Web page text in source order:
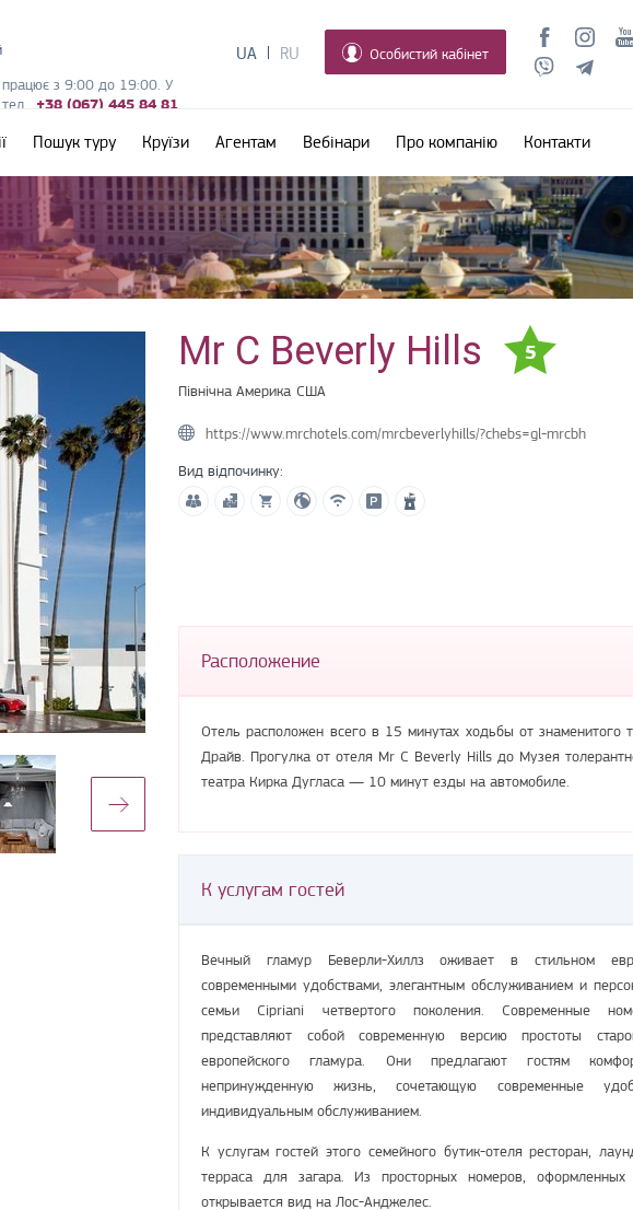
працює з 9:00 до 19:00. У
+38 (067) 445 84 81
UA RU Особистий кабінет
Пошук туру Круїзи Агентам Вебінари Про компанію Контакти
Mr C Beverly Hills 5
Північна Америка США
https://www.mrchotels.com/mrcbeverlyhills/?chebs=gl-mrcbh
Вид відпочинку:
Расположение
Отель расположен всего в 15 минутах ходьбы от знаменитого
Драйв. Прогулка от отеля Mr C Beverly Hills до Музея
театра Кирка Дугласа — 10 минут езды на автомобиле.
К услугам гостей
Вечный гламур Беверли-Хиллз оживает в стильном
современными удобствами, элегантным обслуживанием и
семьи Cipriani четвертого поколения. Современные
представляют собой современную версию простоты
европейского гламура. Они предлагают гостям
непринужденную жизнь, сочетающую современные
индивидуальным обслуживанием.
К услугам гостей этого семейного бутик-отеля ресторан,
терраса для загара. Из просторных номеров, оформленных
открывается вид на Лос-Анджелес.